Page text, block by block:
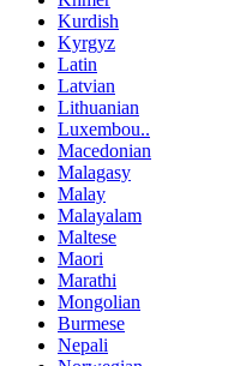
Kurdish
Kyrgyz
Latin
Latvian
Lithuanian
Luxembou..
Macedonian
Malagasy
Malay
Malayalam
Maltese
Maori
Marathi
Mongolian
Burmese
Nepali